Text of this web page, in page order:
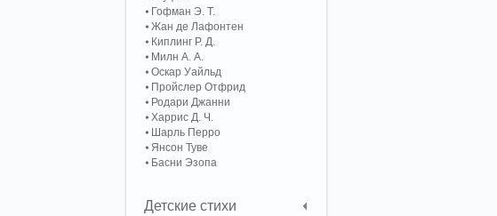
Гофман Э. Т.
Жан де Лафонтен
Киплинг Р. Д.
Милн А. А.
Оскар Уайльд
Пройслер Отфрид
Родари Джанни
Харрис Д. Ч.
Шарль Перро
Янсон Туве
Басни Эзопа
Детские стихи